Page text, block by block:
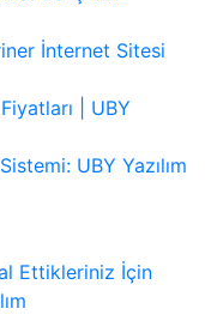
İnternet Sitesi
| UBY
UBY Yazılım
Ettikleriniz İçin